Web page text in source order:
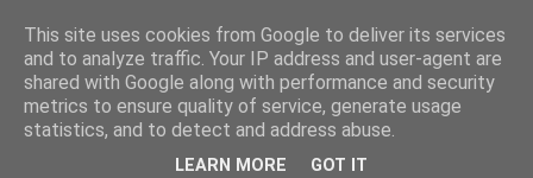
This site uses cookies from Google to deliver its services
and to analyze traffic. Your IP address and user-agent are
shared with Google along with performance and security
metrics to ensure quality of service, generate usage
statistics, and to detect and address abuse.
LEARN MORE GOT IT